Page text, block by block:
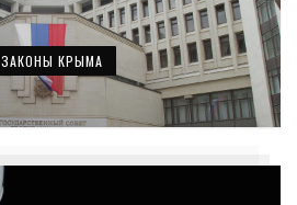
ЗАКОНЫ КРЫМА